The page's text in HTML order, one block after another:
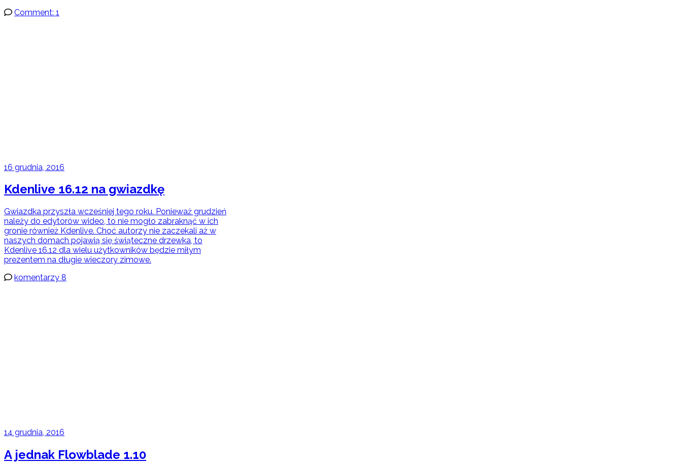
Comment: 1
16 grudnia, 2016
Kdenlive 16.12 na gwiazdkę
Gwiazdka przyszła wcześniej tego roku. Ponieważ grudzień
należy do edytorów wideo, to nie mogło zabraknąć w ich
gronie również Kdenlive. Choć autorzy nie zaczekali aż w
naszych domach pojawią się świąteczne drzewka, to
Kdenlive 16.12 dla wielu użytkowników będzie miłym
prezentem na długie wieczory zimowe.
komentarzy 8
14 grudnia, 2016
A jednak Flowblade 1.10